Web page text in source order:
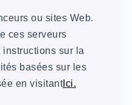
ou sites Web.
ces serveurs
sur la
basées sur les
en visitantIci.